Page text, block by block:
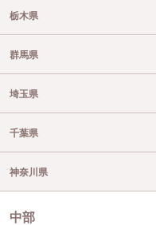
栃木県
群馬県
埼玉県
千葉県
神奈川県
中部